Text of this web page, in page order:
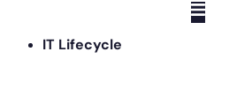
IT Lifecycle